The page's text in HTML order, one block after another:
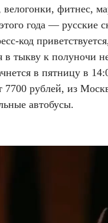
велогонки, фитнес,
года — русские
код
в тыкву к полуночи
в пятницу в
7700 рублей, из
автобусы.